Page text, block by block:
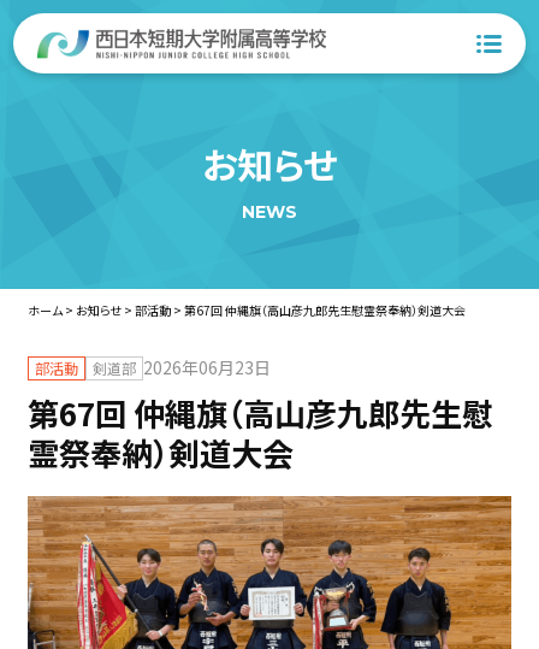
お知らせ
NEWS
ホーム> お知らせ> 部活動> 第67回 仲縄旗（高山彦九郎先生慰霊祭奉納）剣道大会
部活動 剣道部 2026年06月23日
第67回 仲縄旗（高山彦九郎先生慰
霊祭奉納）剣道大会